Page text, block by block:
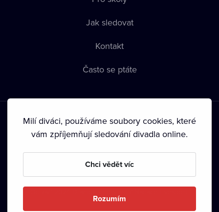
Jak sledovat
Kontakt
Často se ptáte
Podmínky používání • Ochrana soukromí • Zásady používání
• Autorská práva•
Milí diváci, používáme soubory cookies, které
vám zpříjemňují sledování divadla online.
Chci vědět víc
Rozumím